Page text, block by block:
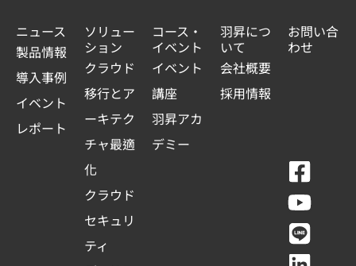
ニュース
製品情報
導入事例
イベント
レポート
ソリュー
ション
クラウド
移行とア
ーキテク
チャ最適
化
クラウド
セキュリ
ティ
コース・
イベント
イベント
講座
羽昇アカ
デミー
羽昇につ
いて
会社概要
採用情報
お問い合
わせ
F
a
c
e
Y
o
u
t
L
i
n
e
L
i
n
k